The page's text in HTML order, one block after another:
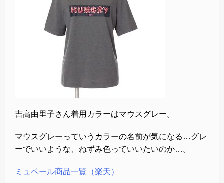
吉高由里子さん着用カラーはマウスグレー。
マウスグレーっていうカラーの名前が気になる…グレ
ーでいいような、ねずみ色っていいたいのか…。
ミュベール商品一覧（楽天）